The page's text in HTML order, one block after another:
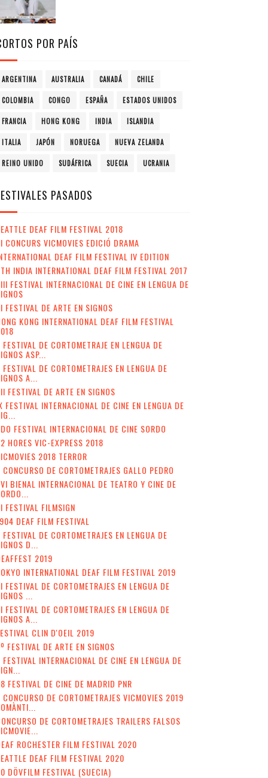
POR PAÍS
ARGENTINA AUSTRALIA CANADÁ CHILE
COLOMBIA CONGO ESPAÑA ESTADOS UNIDOS
FRANCIA HONG KONG INDIA ISLANDIA
ITALIA JAPÓN NORUEGA NUEVA ZELANDA
REINO UNIDO SUDÁFRICA SUECIA UCRANIA
PASADOS
DEAF FILM FESTIVAL 2018
CONCURS VICMOVIES EDICIÓ DRAMA
DEAF FILM FESTIVAL IV EDITION
INDIA INTERNATIONAL DEAF FILM FESTIVAL 2017
FESTIVAL INTERNACIONAL DE CINE EN LENGUA DE
FESTIVAL DE ARTE EN SIGNOS
KONG INTERNATIONAL DEAF FILM FESTIVAL
FESTIVAL DE CORTOMETRAJE EN LENGUA DE
ASP...
FESTIVAL DE CORTOMETRAJES EN LENGUA DE
A...
FESTIVAL DE ARTE EN SIGNOS
FESTIVAL INTERNACIONAL DE CINE EN LENGUA DE
FESTIVAL INTERNACIONAL DE CINE SORDO
HORES VIC-EXPRESS 2018
2018 TERROR
CONCURSO DE CORTOMETRAJES GALLO PEDRO
BIENAL INTERNACIONAL DE TEATRO Y CINE DE
FESTIVAL FILMSIGN
DEAF FILM FESTIVAL
FESTIVAL DE CORTOMETRAJES EN LENGUA DE
D...
2019
INTERNATIONAL DEAF FILM FESTIVAL 2019
FESTIVAL DE CORTOMETRAJES EN LENGUA DE
...
FESTIVAL DE CORTOMETRAJES EN LENGUA DE
A...
CLIN D'OEIL 2019
FESTIVAL DE ARTE EN SIGNOS
FESTIVAL INTERNACIONAL DE CINE EN LENGUA DE
FESTIVAL DE CINE DE MADRID PNR
CONCURSO DE CORTOMETRAJES VICMOVIES 2019
DE CORTOMETRAJES TRAILERS FALSOS
ROCHESTER FILM FESTIVAL 2020
DEAF FILM FESTIVAL 2020
DÖVFILM FESTIVAL (SUECIA)